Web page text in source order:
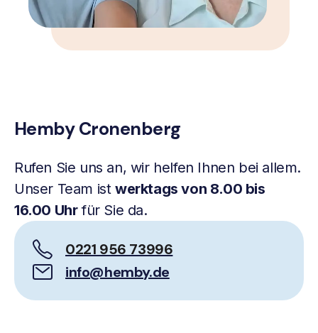
Hemby Cronenberg
Rufen Sie uns an, wir helfen Ihnen bei allem.
Unser Team ist werktags von 8.00 bis
16.00 Uhrfür Sie da.
0221 956 73996
info@hemby.de